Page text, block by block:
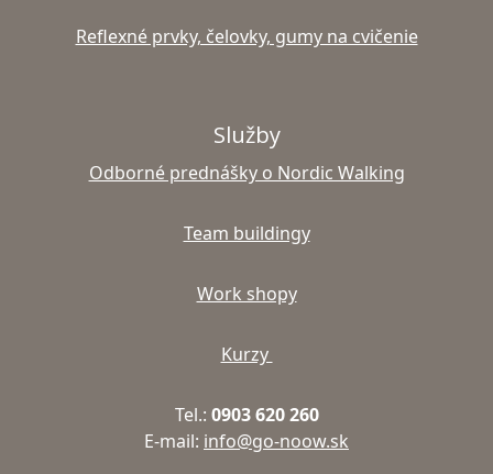
Reflexné prvky, čelovky, gumy na cvičenie
Služby
Odborné prednášky o Nordic Walking
Team buildingy
Work shopy
Kurzy
Tel.: 0903 620 260
E-mail: info@go-noow.sk